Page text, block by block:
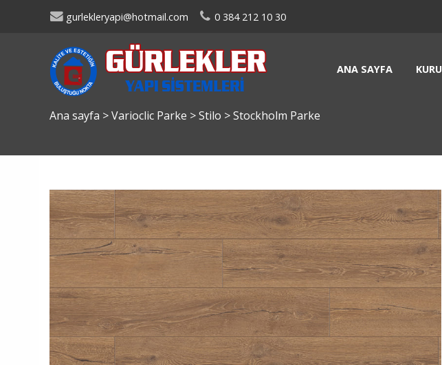
gurlekleryapi@hotmail.com 0 384 212 10 30
ANA SAYFA
Ana sayfa >Varioclic Parke >Stilo >Stockholm Parke